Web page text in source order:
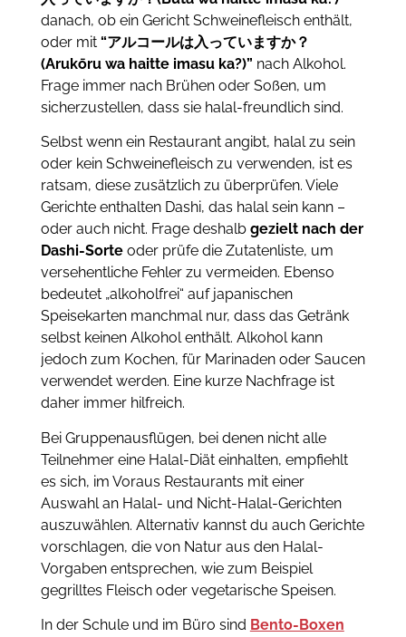
danach, ob ein Gericht Schweinefleisch enthält,
oder mit “アルコールは入っていますか？
(Arukōru wa haitte imasu ka?)” nach Alkohol.
Frage immer nach Brühen oder Soßen, um
sicherzustellen, dass sie halal-freundlich sind.
Selbst wenn ein Restaurant angibt, halal zu sein
oder kein Schweinefleisch zu verwenden, ist es
ratsam, diese zusätzlich zu überprüfen. Viele
Gerichte enthalten Dashi, das halal sein kann –
oder auch nicht. Frage deshalb gezielt nach der
Dashi-Sorteoder prüfe die Zutatenliste, um
versehentliche Fehler zu vermeiden. Ebenso
bedeutet „alkoholfrei“ auf japanischen
Speisekarten manchmal nur, dass das Getränk
selbst keinen Alkohol enthält. Alkohol kann
jedoch zum Kochen, für Marinaden oder Saucen
verwendet werden. Eine kurze Nachfrage ist
daher immer hilfreich.
Bei Gruppenausflügen, bei denen nicht alle
Teilnehmer eine Halal-Diät einhalten, empfiehlt
es sich, im Voraus Restaurants mit einer
Auswahl an Halal- und Nicht-Halal-Gerichten
auszuwählen. Alternativ kannst du auch Gerichte
vorschlagen, die von Natur aus den Halal-
Vorgaben entsprechen, wie zum Beispiel
gegrilltes Fleisch oder vegetarische Speisen.
In der Schule und im Büro sind Bento-Boxen